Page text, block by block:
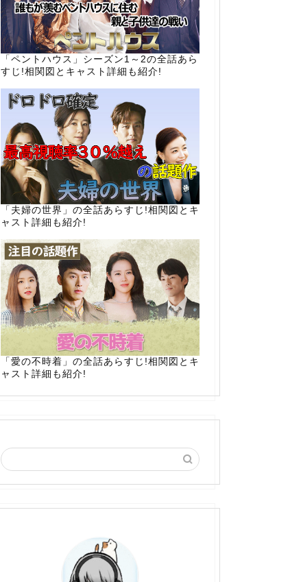
「ペントハウス」シーズン1～2の全話あら
すじ!相関図とキャスト詳細も紹介!
「夫婦の世界」の全話あらすじ!相関図とキ
ャスト詳細も紹介!
「愛の不時着」の全話あらすじ!相関図とキ
ャスト詳細も紹介!